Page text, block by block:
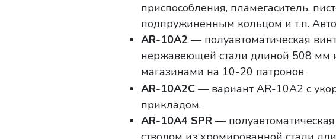
приспособления, пламегаситель,
подпружиненным кольцом и т.п.
AR-10A2 — полуавтоматическая
нержавеющей стали длиной 508 мм
магазинами на 10-20 патронов.
AR-10A2C— вариант AR-10A2 с
прикладом.
AR-10A4 SPR —